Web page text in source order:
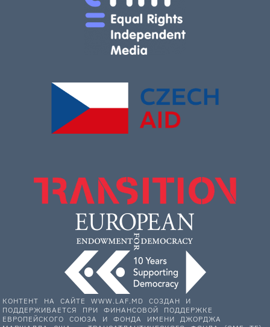
КОНТЕНТ НА САЙТЕ WWW.LAF.MD СОЗДАН И
ПОДДЕРЖИВАЕТСЯ ПРИ ФИНАНСОВОЙ ПОДДЕРЖКЕ
ЕВРОПЕЙСКОГО СОЮЗА И ФОНДА ИМЕНИ ДЖОРДЖА